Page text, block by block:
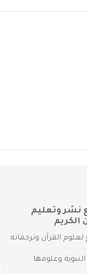
نشر وتعليم
الكريم
لعلوم القرآن وترجماته
وعلومها